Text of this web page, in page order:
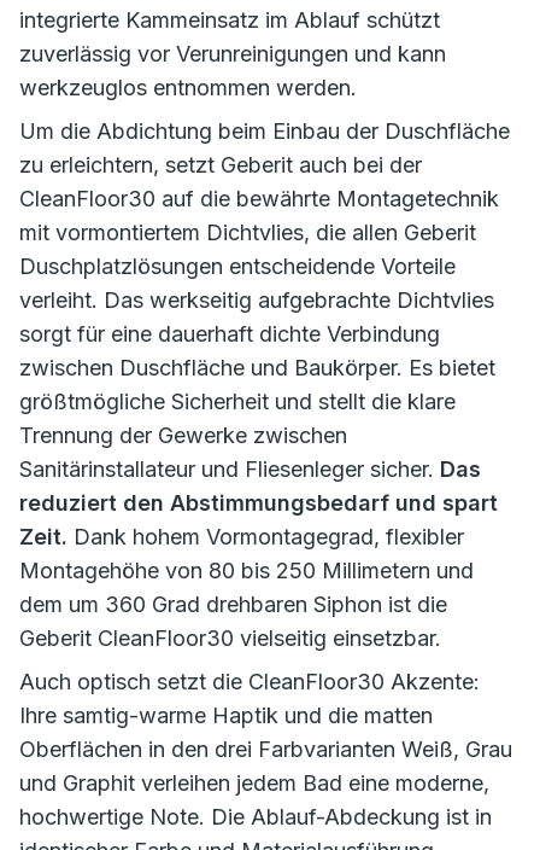
integrierte Kammeinsatz im Ablauf schützt
zuverlässig vor Verunreinigungen und kann
werkzeuglos entnommen werden.
Um die Abdichtung beim Einbau der Duschfläche
zu erleichtern, setzt Geberit auch bei der
CleanFloor30 auf die bewährte Montagetechnik
mit vormontiertem Dichtvlies, die allen Geberit
Duschplatzlösungen entscheidende Vorteile
verleiht. Das werkseitig aufgebrachte Dichtvlies
sorgt für eine dauerhaft dichte Verbindung
zwischen Duschfläche und Baukörper. Es bietet
größtmögliche Sicherheit und stellt die klare
Trennung der Gewerke zwischen
Sanitärinstallateur und Fliesenleger sicher. Das
reduziert den Abstimmungsbedarf und spart
Zeit. Dank hohem Vormontagegrad, flexibler
Montagehöhe von 80 bis 250 Millimetern und
dem um 360 Grad drehbaren Siphon ist die
Geberit CleanFloor30 vielseitig einsetzbar.
Auch optisch setzt die CleanFloor30 Akzente:
Ihre samtig-warme Haptik und die matten
Oberflächen in den drei Farbvarianten Weiß, Grau
und Graphit verleihen jedem Bad eine moderne,
hochwertige Note. Die Ablauf-Abdeckung ist in